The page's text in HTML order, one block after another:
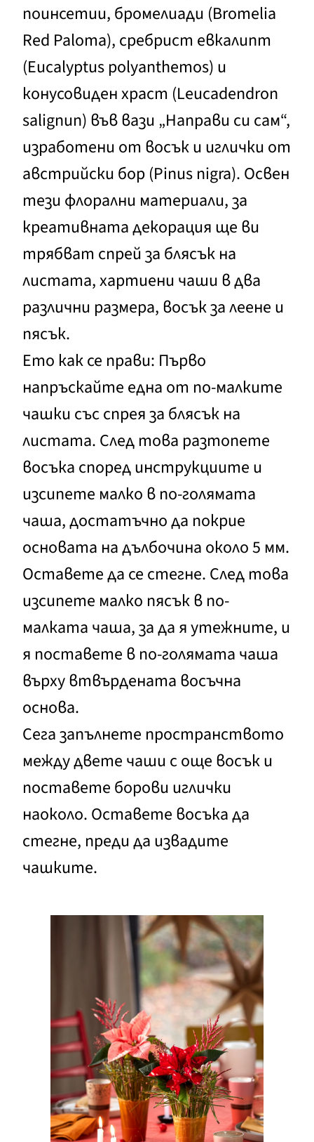
поинсетии, бромелиади (Bromelia
Red Paloma), сребрист евкалипт
(Eucalyptus polyanthemos) и
конусовиден храст (Leucadendron
salignun) във вази „Направи си сам“,
изработени от восък и иглички от
австрийски бор (Pinus nigra). Освен
тези флорални материали, за
креативната декорация ще ви
трябват спрей за блясък на
листата, хартиени чаши в два
различни размера, восък за леене и
пясък.
Ето как се прави: Първо
напръскайте една от по-малките
чашки със спрея за блясък на
листата. След това разтопете
восъка според инструкциите и
изсипете малко в по-голямата
чаша, достатъчно да покрие
основата на дълбочина около 5 мм.
Оставете да се стегне. След това
изсипете малко пясък в по-
малката чаша, за да я утежните, и
я поставете в по-голямата чаша
върху втвърдената восъчна
основа.
Сега запълнете пространството
между двете чаши с още восък и
поставете борови иглички
наоколо. Оставете восъка да
стегне, преди да извадите
чашките.